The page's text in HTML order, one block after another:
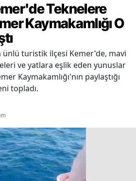
Teknelere
Kaymakamlığı O
ünlü turistik ilçesi Kemer'de, mavi
ve yatlara eşlik eden yunuslar
Kaymakamlığı'nın paylaştığı
topladı.